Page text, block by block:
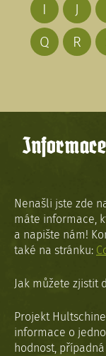
I
J
Q
R
Nenašli jste zde
máte informace,
a napište nám!
také na stránku:
Jak můžete zjistit
Projekt
informace o
hodnost,